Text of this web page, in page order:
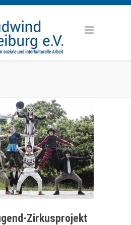
Zirkusprojekt